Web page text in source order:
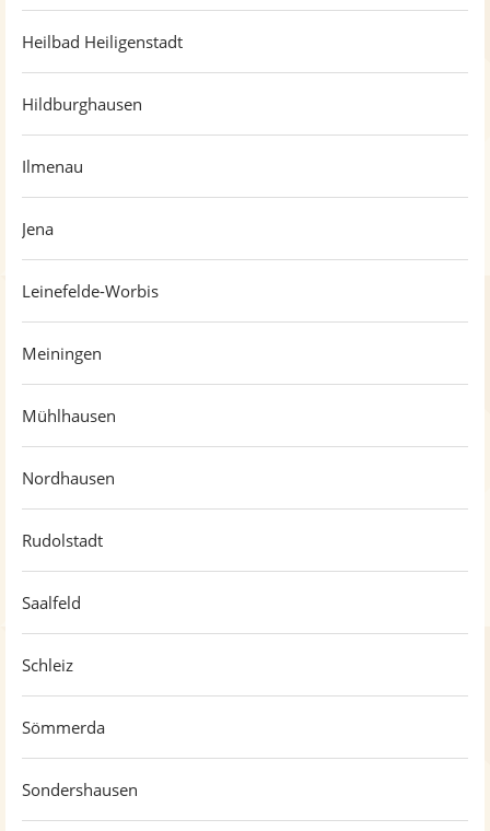
Heilbad Heiligenstadt
Hildburghausen
Ilmenau
Jena
Leinefelde-Worbis
Meiningen
Mühlhausen
Nordhausen
Rudolstadt
Saalfeld
Schleiz
Sömmerda
Sondershausen